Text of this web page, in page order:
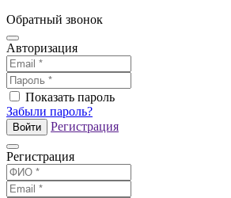
Обратный звонок
Авторизация
Показать пароль
Забыли пароль?
Войти Регистрация
Регистрация